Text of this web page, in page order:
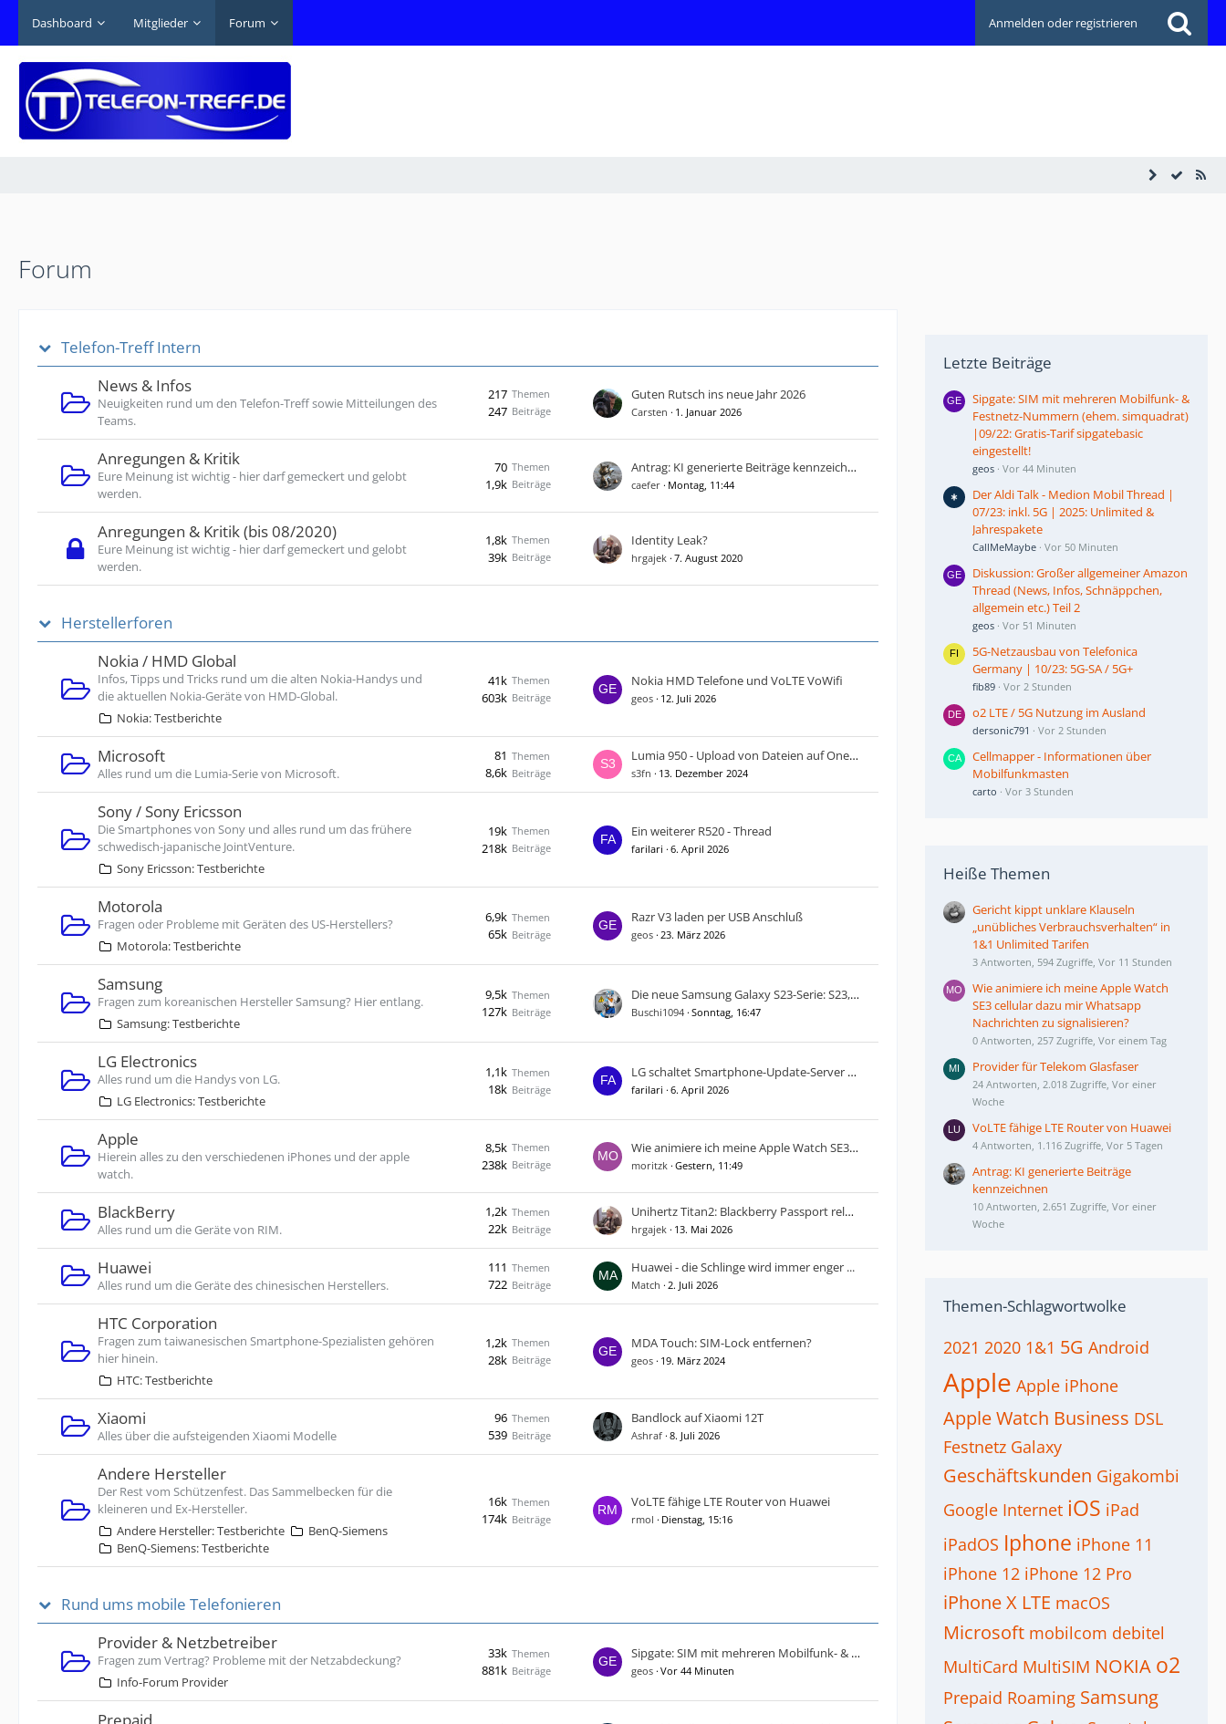
Dashboard Mitglieder Forum Anmelden oder registrieren
Forum
Telefon-Treff Intern
News & Infos
Neuigkeiten rund um den Telefon-Treff sowie Mitteilungen des
Teams.
Themen
217
Beiträge
247
Guten Rutsch ins neue Jahr 2026
Carsten 1. Januar 2026
Anregungen & Kritik
Eure Meinung ist wichtig - hier darf gemeckert und gelobt
werden.
Themen
70
Beiträge
1,9k
Antrag: KI generierte Beiträge kennzeichnen
caefer Montag, 11:44
Anregungen & Kritik (bis 08/2020)
Eure Meinung ist wichtig - hier darf gemeckert und gelobt
werden.
Themen
1,8k
Beiträge
39k
Identity Leak?
hrgajek 7. August 2020
Herstellerforen
Nokia / HMD Global
Infos, Tipps und Tricks rund um die alten Nokia-Handys und
die aktuellen Nokia-Geräte von HMD-Global.
Nokia: Testberichte
Themen
41k
Beiträge
603k
Nokia HMD Telefone und VoLTE VoWifi
geos 12. Juli 2026
Microsoft
Alles rund um die Lumia-Serie von Microsoft.
Themen
81
Beiträge
8,6k
Lumia 950 - Upload von Dateien auf OneDrive funktioniert nicht mehr
s3fn 13. Dezember 2024
Sony / Sony Ericsson
Die Smartphones von Sony und alles rund um das frühere
schwedisch-japanische JointVenture.
Sony Ericsson: Testberichte
Themen
19k
Beiträge
218k
Ein weiterer R520 - Thread
farilari 6. April 2026
Motorola
Fragen oder Probleme mit Geräten des US-Herstellers?
Motorola: Testberichte
Themen
6,9k
Beiträge
65k
Razr V3 laden per USB Anschluß
geos 23. März 2026
Samsung
Fragen zum koreanischen Hersteller Samsung? Hier entlang.
Samsung: Testberichte
Themen
9,5k
Beiträge
127k
Die neue Samsung Galaxy S23-Serie: S23, S23+ und S23 Ultra
Buschi1094 Sonntag, 16:47
LG Electronics
Alles rund um die Handys von LG.
LG Electronics: Testberichte
Themen
1,1k
Beiträge
18k
LG schaltet Smart­phone-Update-Server am 30. Juni 2025 ab
farilari 6. April 2026
Apple
Hierein alles zu den verschiedenen iPhones und der apple
watch.
Themen
8,5k
Beiträge
238k
Wie animiere ich meine Apple Watch SE3 cellular dazu mir Whatsapp Nachrichten zu signalisieren?
moritzk Gestern, 11:49
BlackBerry
Alles rund um die Geräte von RIM.
Themen
1,2k
Beiträge
22k
Unihertz Titan2: Blackberry Passport reloaded?
hrgajek 13. Mai 2026
Huawei
Alles rund um die Geräte des chinesischen Herstellers.
Themen
111
Beiträge
722
Huawei - die Schlinge wird immer enger ...
Match 2. Juli 2026
HTC Corporation
Fragen zum taiwanesischen Smartphone-Spezialisten gehören
hier hinein.
HTC: Testberichte
Themen
1,2k
Beiträge
28k
MDA Touch: SIM-Lock entfernen?
geos 19. März 2024
Xiaomi
Alles über die aufsteigenden Xiaomi Modelle
Themen
96
Beiträge
539
Bandlock auf Xiaomi 12T
Ashraf 8. Juli 2026
Andere Hersteller
Der Rest vom Schützenfest. Das Sammelbecken für die
kleineren und Ex-Hersteller.
Andere Hersteller: Testberichte
BenQ-Siemens
BenQ-Siemens: Testberichte
Themen
16k
Beiträge
174k
VoLTE fähige LTE Router von Huawei
rmol Dienstag, 15:16
Rund ums mobile Telefonieren
Provider & Netzbetreiber
Fragen zum Vertrag? Probleme mit der Netzabdeckung?
Info-Forum Provider
Themen
33k
Beiträge
881k
Sipgate: SIM mit mehreren Mobilfunk- & Festnetz-Nummern (ehem. simquadrat) |09/22: Gratis-Tarif sipgatebasic eingestellt!
geos Vor 44 Minuten
Letzte Beiträge
Sipgate: SIM mit mehreren Mobilfunk- &
Festnetz-Nummern (ehem. simquadrat)
|09/22: Gratis-Tarif sipgatebasic
eingestellt!
geos Vor 44 Minuten
Der Aldi Talk - Medion Mobil Thread |
07/23: inkl. 5G | 2025: Unlimited &
Jahrespakete
CallMeMaybe Vor 50 Minuten
Diskussion: Großer allgemeiner Amazon
Thread (News, Infos, Schnäppchen,
allgemein etc.) Teil 2
geos Vor 51 Minuten
5G-Netzausbau von Telefonica
Germany | 10/23: 5G-SA / 5G+
fib89 Vor 2 Stunden
o2 LTE / 5G Nutzung im Ausland
dersonic791 Vor 2 Stunden
Cellmapper - Informationen über
Mobilfunkmasten
carto Vor 3 Stunden
Heiße Themen
Gericht kippt unklare Klauseln
„unübliches Verbrauchsverhalten“ in
1&1 Unlimited Tarifen
3 Antworten, 594 Zugriffe, Vor 11 Stunden
Wie animiere ich meine Apple Watch
SE3 cellular dazu mir Whatsapp
Nachrichten zu signalisieren?
0 Antworten, 257 Zugriffe, Vor einem Tag
Provider für Telekom Glasfaser
24 Antworten, 2.018 Zugriffe, Vor einer
Woche
VoLTE fähige LTE Router von Huawei
4 Antworten, 1.116 Zugriffe, Vor 5 Tagen
Antrag: KI generierte Beiträge
kennzeichnen
10 Antworten, 2.651 Zugriffe, Vor einer
Woche
Themen-Schlagwortwolke
2021 2020 1&1 5G Android
Apple Apple iPhone
Apple Watch Business DSL
Festnetz Galaxy
Geschäftskunden Gigakombi
Google Internet iOS iPad
iPadOS Iphone iPhone 11
iPhone 12 iPhone 12 Pro
iPhone X LTE macOS
Microsoft mobilcom debitel
MultiCard MultiSIM NOKIA o2
Prepaid Roaming Samsung